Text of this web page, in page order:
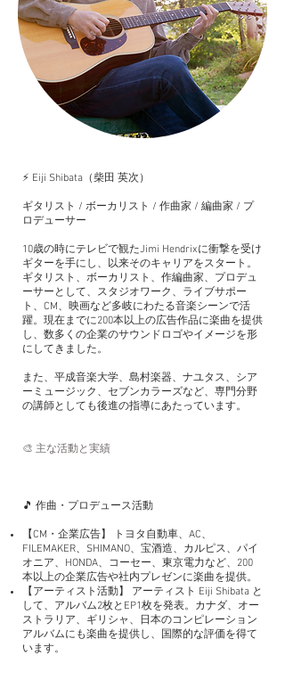
⚡️ Eiji Shibata（柴田 英次）
ギタリスト / ボーカリスト / 作曲家 / 編曲家 / プ
ロデューサー
10歳の時にテレビで観たJimi Hendrixに衝撃を受け
ギターを手にし、以来そのキャリアをスタート。
ギタリスト、ボーカリスト、作編曲家、プロデュ
ーサーとして、スタジオワーク、ライブサポー
ト、CM、映画など多岐にわたる音楽シーンで活
躍。現在までに200本以上の広告作品に楽曲を提供
し、数多くの企業のサウンドロゴやイメージを形
にしてきました。
また、平成音楽大学、島村楽器、ナユタス、シア
ーミュージック、セブンカラーズなど、専門分野
の講師としても後進の指導にあたっています。
🎨 主な活動と実績
🎵 作曲・プロデュース活動
【CM・企業広告】 トヨタ自動車、AC、
FILEMAKER、SHIMANO、宝酒造、カルピス、パイ
オニア、HONDA、コーセー、東京電力など、200
本以上の企業広告や社内プレゼンに楽曲を提供。
【アーティスト活動】 アーティスト Eiji Shibata と
して、アルバム2枚とEP1枚を発表。カナダ、オー
ストラリア、ギリシャ、日本のコンピレーション
アルバムにも楽曲を提供し、国際的な評価を得て
います。